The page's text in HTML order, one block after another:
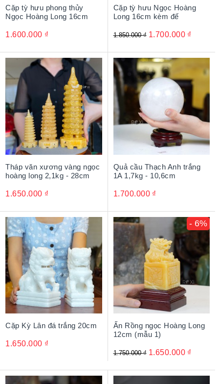
Cặp tỳ hưu phong thủy
Ngọc Hoàng Long 16cm
1.600.000 ₫
Cặp tỳ hưu Ngọc Hoàng
Long 16cm kèm đế
1.850.000 ₫ 1.700.000 ₫
Tháp văn xương vàng ngọc
hoàng long 2,1kg - 28cm
1.650.000 ₫
Quả cầu Thạch Anh trắng
1A 1,7kg - 10,6cm
1.700.000 ₫
Cặp Kỳ Lân đá trắng 20cm
1.650.000 ₫
- 6%
Ấn Rồng ngọc Hoàng Long
12cm (mẫu 1)
1.750.000 ₫ 1.650.000 ₫